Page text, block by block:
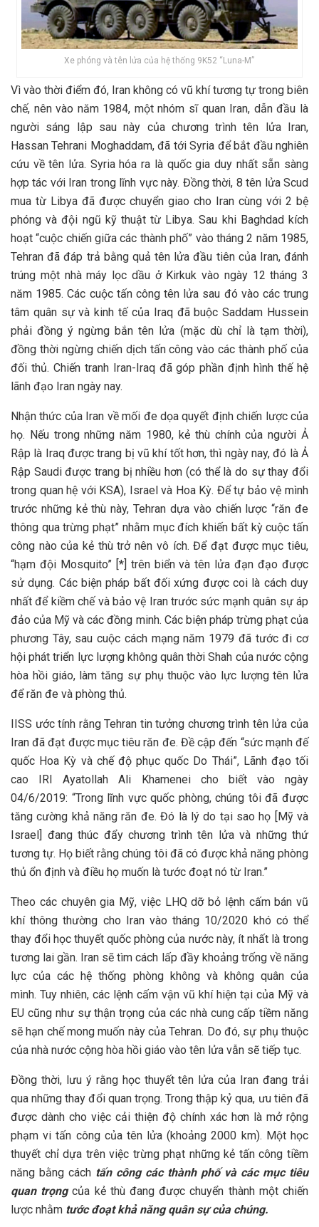
Xe phóng và tên lửa của hệ thống 9K52 “Luna-M”
Vì vào thời điểm đó, Iran không có vũ khí tương tự trong biên
chế, nên vào năm 1984, một nhóm sĩ quan Iran, dẫn đầu là
người sáng lập sau này của chương trình tên lửa Iran,
Hassan Tehrani Moghaddam, đã tới Syria để bắt đầu nghiên
cứu về tên lửa. Syria hóa ra là quốc gia duy nhất sẵn sàng
hợp tác với Iran trong lĩnh vực này. Đồng thời, 8 tên lửa Scud
mua từ Libya đã được chuyển giao cho Iran cùng với 2 bệ
phóng và đội ngũ kỹ thuật từ Libya. Sau khi Baghdad kích
hoạt “cuộc chiến giữa các thành phố” vào tháng 2 năm 1985,
Tehran đã đáp trả bằng quả tên lửa đầu tiên của Iran, đánh
trúng một nhà máy lọc dầu ở Kirkuk vào ngày 12 tháng 3
năm 1985. Các cuộc tấn công tên lửa sau đó vào các trung
tâm quân sự và kinh tế của Iraq đã buộc Saddam Hussein
phải đồng ý ngừng bắn tên lửa (mặc dù chỉ là tạm thời),
đồng thời ngừng chiến dịch tấn công vào các thành phố của
đối thủ. Chiến tranh Iran-Iraq đã góp phần định hình thế hệ
lãnh đạo Iran ngày nay.
Nhận thức của Iran về mối đe dọa quyết định chiến lược của
họ. Nếu trong những năm 1980, kẻ thù chính của người Ả
Rập là Iraq được trang bị vũ khí tốt hơn, thì ngày nay, đó là Ả
Rập Saudi được trang bị nhiều hơn (có thể là do sự thay đổi
trong quan hệ với KSA), Israel và Hoa Kỳ. Để tự bảo vệ mình
trước những kẻ thù này, Tehran dựa vào chiến lược “răn đe
thông qua trừng phạt” nhằm mục đích khiến bất kỳ cuộc tấn
công nào của kẻ thù trở nên vô ích. Để đạt được mục tiêu,
“hạm đội Mosquito” [*] trên biển và tên lửa đạn đạo được
sử dụng. Các biện pháp bất đối xứng được coi là cách duy
nhất để kiềm chế và bảo vệ Iran trước sức mạnh quân sự áp
đảo của Mỹ và các đồng minh. Các biện pháp trừng phạt của
phương Tây, sau cuộc cách mạng năm 1979 đã tước đi cơ
hội phát triển lực lượng không quân thời Shah của nước cộng
hòa hồi giáo, làm tăng sự phụ thuộc vào lực lượng tên lửa
để răn đe và phòng thủ.
IISS ước tính rằng Tehran tin tưởng chương trình tên lửa của
Iran đã đạt được mục tiêu răn đe. Đề cập đến “sức mạnh đế
quốc Hoa Kỳ và chế độ phục quốc Do Thái”, Lãnh đạo tối
cao IRI Ayatollah Ali Khamenei cho biết vào ngày
04/6/2019: “Trong lĩnh vực quốc phòng, chúng tôi đã được
tăng cường khả năng răn đe. Đó là lý do tại sao họ [Mỹ và
Israel] đang thúc đẩy chương trình tên lửa và những thứ
tương tự. Họ biết rằng chúng tôi đã có được khả năng phòng
thủ ổn định và điều họ muốn là tước đoạt nó từ Iran.”
Theo các chuyên gia Mỹ, việc LHQ dỡ bỏ lệnh cấm bán vũ
khí thông thường cho Iran vào tháng 10/2020 khó có thể
thay đổi học thuyết quốc phòng của nước này, ít nhất là trong
tương lai gần. Iran sẽ tìm cách lấp đầy khoảng trống về năng
lực của các hệ thống phòng không và không quân của
mình. Tuy nhiên, các lệnh cấm vận vũ khí hiện tại của Mỹ và
EU cũng như sự thận trọng của các nhà cung cấp tiềm năng
sẽ hạn chế mong muốn này của Tehran. Do đó, sự phụ thuộc
của nhà nước cộng hòa hồi giáo vào tên lửa vẫn sẽ tiếp tục.
Đồng thời, lưu ý rằng học thuyết tên lửa của Iran đang trải
qua những thay đổi quan trọng. Trong thập kỷ qua, ưu tiên đã
được dành cho việc cải thiện độ chính xác hơn là mở rộng
phạm vi tấn công của tên lửa (khoảng 2000 km). Một học
thuyết chỉ dựa trên việc trừng phạt những kẻ tấn công tiềm
năng bằng cách tấn công các thành phố và các mục tiêu
quan trọngcủa kẻ thù đang được chuyển thành một chiến
lược nhằm tước đoạt khả năng quân sự của chúng.